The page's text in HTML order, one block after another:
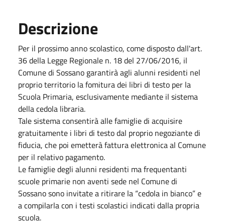
Descrizione
Per il prossimo anno scolastico, come disposto dall'art.
36 della Legge Regionale n. 18 del 27/06/2016, il
Comune di Sossano garantirà agli alunni residenti nel
proprio territorio la fomitura dei libri di testo per la
Scuola Primaria, esclusivamente mediante il sistema
della cedola libraria.
Tale sistema consentirà alle famiglie di acquisire
gratuitamente i libri di testo dal proprio negoziante di
fiducia, che poi emetterà fattura elettronica al Comune
per il relativo pagamento.
Le famiglie degli alunni residenti ma frequentanti
scuole primarie non aventi sede nel Comune di
Sossano sono invitate a ritirare la “cedola in bianco” e
a compilarla con i testi scolastici indicati dalla propria
scuola.